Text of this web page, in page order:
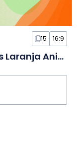
15 16:9
Slides de Brainstorm Estéticos Laranja Animados